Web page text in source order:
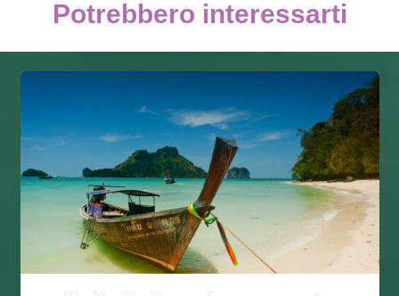
Potrebbero interessarti